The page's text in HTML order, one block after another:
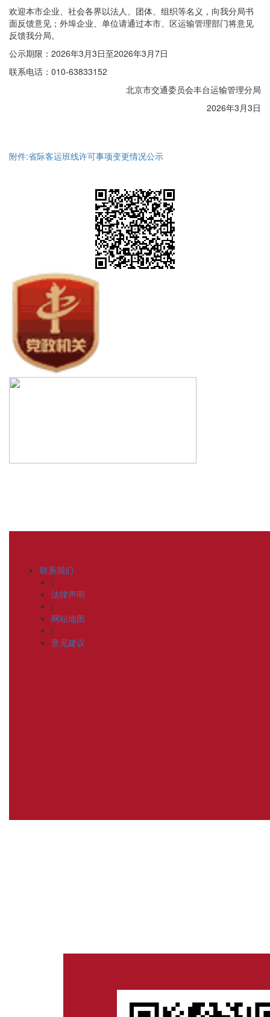
欢迎本市企业、社会各界以法人、团体、组织等名义，向我分局书
面反馈意见；外埠企业、单位请通过本市、区运输管理部门将意见
反馈我分局。
公示期限：2026年3月3日至2026年3月7日
联系电话：010-63833152
北京市交通委员会丰台运输管理分局
2026年3月3日
附件:省际客运班线许可事项变更情况公示
联系我们
|
法律声明
|
网站地图
|
意见建议